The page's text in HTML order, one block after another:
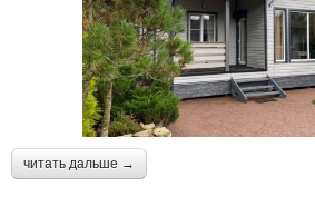
читать дальше →